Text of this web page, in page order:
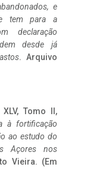
e
tem para a
declaração
desde já
. Arquivo
Tomo II,
à fortificação
ao estudo do
Açores nos
Vieira. (Em